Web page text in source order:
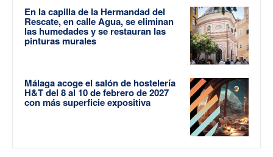
En la capilla de la Hermandad del
Rescate, en calle Agua, se eliminan
las humedades y se restauran las
pinturas murales
Málaga acoge el salón de hostelería
H&T del 8 al 10 de febrero de 2027
con más superficie expositiva